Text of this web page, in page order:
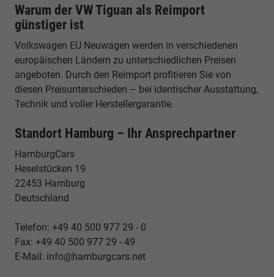
Warum der VW Tiguan als Reimport
günstiger ist
Volkswagen EU Neuwagen werden in verschiedenen
europäischen Ländern zu unterschiedlichen Preisen
angeboten. Durch den Reimport profitieren Sie von
diesen Preisunterschieden – bei identischer Ausstattung,
Technik und voller Herstellergarantie.
Standort Hamburg – Ihr Ansprechpartner
HamburgCars
Heselstücken 19
22453 Hamburg
Deutschland
Telefon: +49 40 500 977 29 - 0
Fax: +49 40 500 977 29 - 49
E-Mail: info@hamburgcars.net